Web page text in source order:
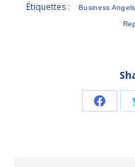
Étiquettes :
Business Angels